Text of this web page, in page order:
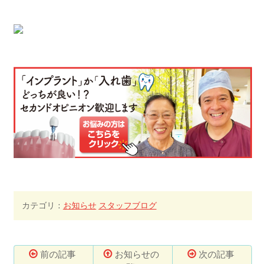
カテゴリ： お知らせ スタッフブログ
前の記事
お知らせの
次の記事